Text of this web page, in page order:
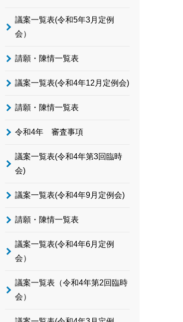
議案一覧表(令和5年3月定例
会）
請願・陳情一覧表
議案一覧表(令和4年12月定例会)
請願・陳情一覧表
令和4年 審査事項
議案一覧表(令和4年第3回臨時
会)
議案一覧表(令和4年9月定例会)
請願・陳情一覧表
議案一覧表(令和4年6月定例
会）
議案一覧表（令和4年第2回臨時
会）